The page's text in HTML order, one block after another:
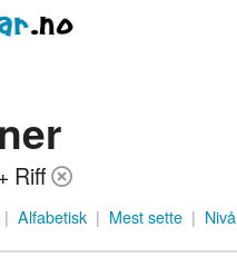
Riff
| Alfabetisk | Mest sette | Nivå